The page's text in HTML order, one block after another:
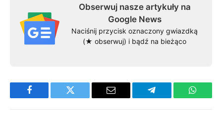
Obserwuj nasze artykuły na
Google News
Naciśnij przycisk oznaczony gwiazdką
(★ obserwuj) i bądź na bieżąco
Facebook Twitter Email Telegram